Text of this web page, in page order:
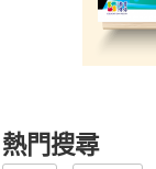
熱門搜尋